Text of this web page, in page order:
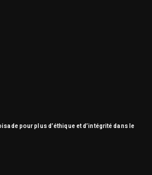
pour plus d’éthique et d’intégrité dans le